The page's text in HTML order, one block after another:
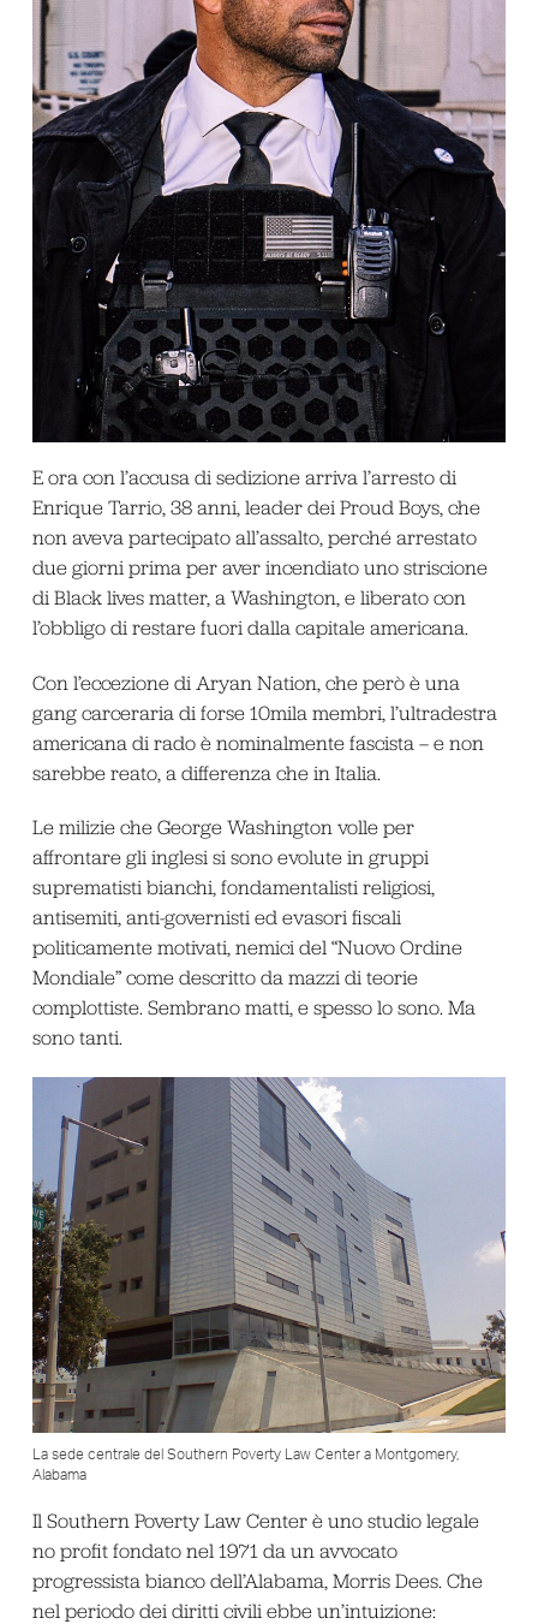
E ora con l’accusa di sedizione arriva l’arresto di
Enrique Tarrio, 38 anni, leader dei Proud Boys, che
non aveva partecipato all’assalto, perché arrestato
due giorni prima per aver incendiato uno striscione
di Black lives matter, a Washington, e liberato con
l’obbligo di restare fuori dalla capitale americana.
Con l’eccezione di Aryan Nation, che però è una
gang carceraria di forse 10mila membri, l’ultradestra
americana di rado è nominalmente fascista – e non
sarebbe reato, a differenza che in Italia.
Le milizie che George Washington volle per
affrontare gli inglesi si sono evolute in gruppi
suprematisti bianchi, fondamentalisti religiosi,
antisemiti, anti-governisti ed evasori fiscali
politicamente motivati, nemici del “Nuovo Ordine
Mondiale” come descritto da mazzi di teorie
complottiste. Sembrano matti, e spesso lo sono. Ma
sono tanti.
La sede centrale del Southern Poverty Law Center a Montgomery,
Alabama
Il Southern Poverty Law Center è uno studio legale
no profit fondato nel 1971 da un avvocato
progressista bianco dell’Alabama, Morris Dees. Che
nel periodo dei diritti civili ebbe un’intuizione: